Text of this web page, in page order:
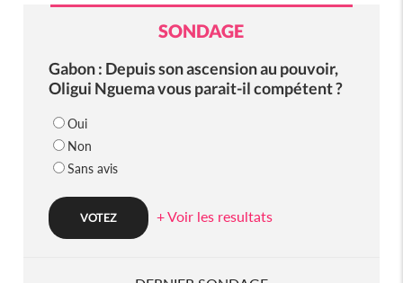
SONDAGE
Gabon : Depuis son ascension au pouvoir,
Oligui Nguema vous parait-il compétent ?
Oui
Non
Sans avis
+ Voir les resultats